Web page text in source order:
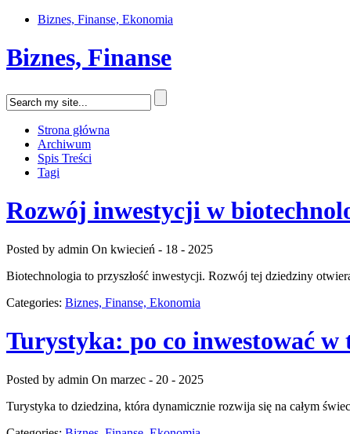
Biznes, Finanse, Ekonomia
Biznes, Finanse
Strona główna
Archiwum
Spis Treści
Tagi
Rozwój inwestycji w
Posted by admin On kwiecień - 18 - 2025
Biotechnologia to przyszłość inwestycji. Rozwój tej dziedziny
Categories: Biznes, Finanse, Ekonomia
Turystyka: po co inwestować
Posted by admin On marzec - 20 - 2025
Turystyka to dziedzina, która dynamicznie rozwija się na całym